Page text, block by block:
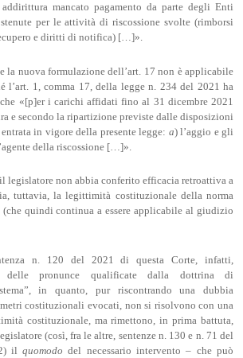
mancato pagamento da parte degli Enti
per le attività di riscossione svolte (rimborsi
e diritti di notifica) […]».
la nuova formulazione dell’art. 17 non è applicabile
l’art. 1, comma 17, della legge n. 234 del 2021 ha
che «[p]er i carichi affidati fino al 31 dicembre 2021
e secondo la ripartizione previste dalle disposizioni
in vigore della presente legge: a) l’aggio e gli
della riscossione […]».
legislatore non abbia conferito efficacia retroattiva a
tuttavia, la legittimità costituzionale della norma
(che quindi continua a essere applicabile al giudizio
n. 120 del 2021 di questa Corte, infatti,
delle pronunce qualificate dalla dottrina di
in quanto, pur riscontrando una dubbia
costituzionali evocati, non si risolvono con una
costituzionale, ma rimettono, in prima battuta,
(così, fra le altre, sentenze n. 130 e n. 71 del
ilquomodo del necessario intervento – che può